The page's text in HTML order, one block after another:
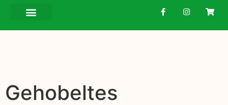
Gehobeltes